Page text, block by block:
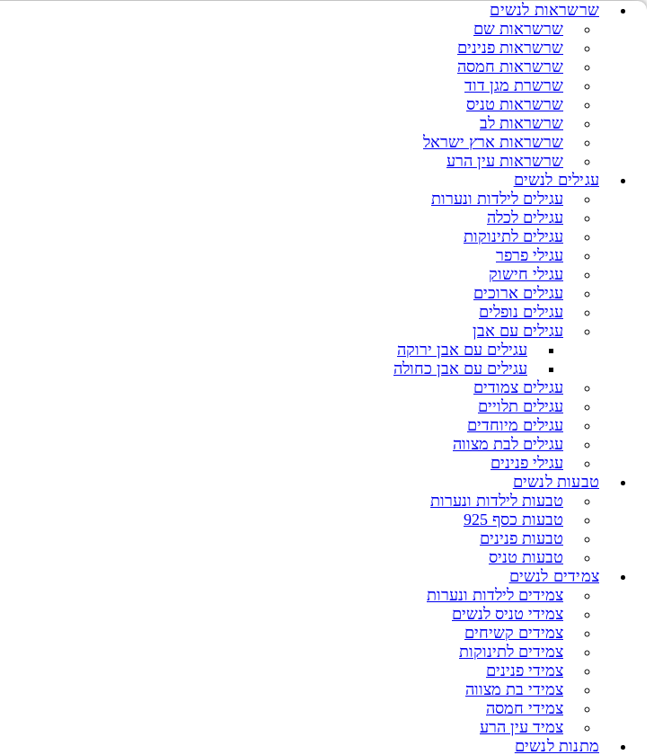
שרשראות לנשים
שרשראות שם
שרשראות פנינים
שרשראות חמסה
שרשרת מגן דוד
שרשראות טניס
שרשראות לב
שרשראות ארץ ישראל
שרשראות עין הרע
עגילים לנשים
עגילים לילדות ונערות
עגילים לכלה
עגילים לתינוקות
עגילי פרפר
עגילי חישוק
עגילים ארוכים
עגילים נופלים
עגילים עם אבן
עגילים עם אבן ירוקה
עגילים עם אבן כחולה
עגילים צמודים
עגילים תלויים
עגילים מיוחדים
עגילים לבת מצווה
עגילי פנינים
טבעות לנשים
טבעות לילדות ונערות
טבעות כסף 925
טבעות פנינים
טבעות טניס
צמידים לנשים
צמידים לילדות ונערות
צמידי טניס לנשים
צמידים קשיחים
צמידים לתינוקות
צמידי פנינים
צמידי בת מצווה
צמידי חמסה
צמיד עין הרע
מתנות לנשים